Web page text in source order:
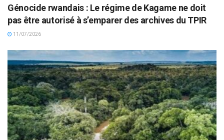
Génocide rwandais : Le régime de Kagame ne doit
pas être autorisé à s’emparer des archives du TPIR
11/07/2026